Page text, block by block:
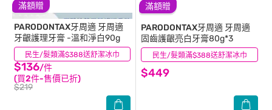
滿額贈
民生/髮類滿$388送舒潔冰巾
PARODONTAX牙周適 牙周適
牙齦護理牙膏 -溫和淨白90g
$136/件
(買2件-售價已折)
$219
(4)
滿額贈
民生/髮類滿$388送舒潔冰巾
PARODONTAX牙周適 牙周適
固齒護齦亮白牙膏80g*3
$449
(3)